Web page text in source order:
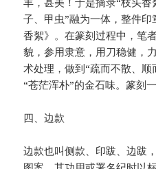
子、甲虫”融为一体，整件
香絮》。在篆刻过程中，笔
貌，参用隶意，用刀稳健，
术处理，做到“疏而不散、
“苍茫浑朴”的金石味。篆刻
四、边款
边款也叫侧款、印跋、边跋